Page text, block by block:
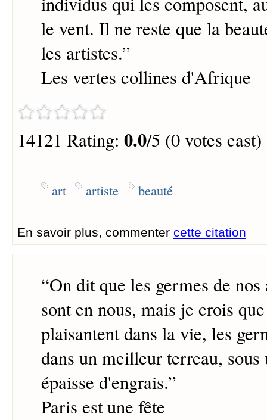
le vent. Il ne reste que la
les artistes.”
Les vertes collines d'Afrique
14121 Rating: 0.0/5 (0 votes cast)
art artiste beauté
En savoir plus, commenter cette citation
“On dit que les germes de
sont en nous, mais je crois
plaisantent dans la vie, les
dans un meilleur terreau, sous
épaisse d'engrais.”
Paris est une fête